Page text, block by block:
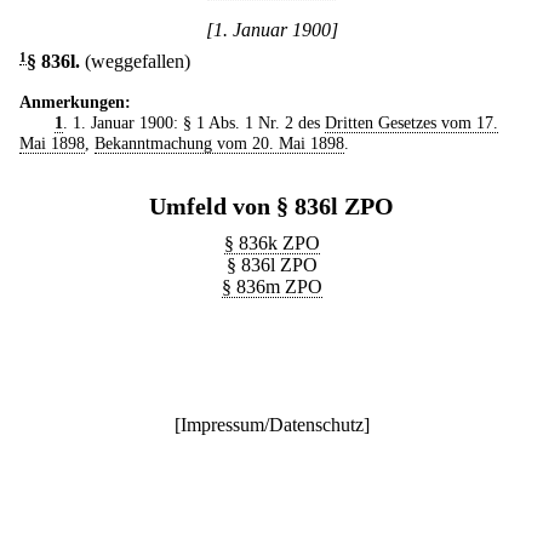
[1. Januar 1900]
1 § 836l. (weggefallen)
Anmerkungen:
1
. 1. Januar 1900: § 1 Abs. 1 Nr. 2 des Dritten Gesetzes vom 17.
Mai 1898 Bekanntmachung vom 20. Mai 1898
Umfeld von § 836l ZPO
§ 836k ZPO
§ 836l ZPO
§ 836m ZPO
[Impressum/Datenschutz]